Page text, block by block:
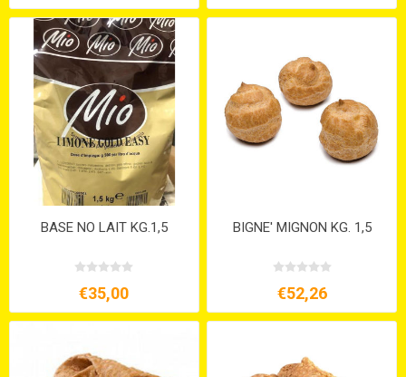
BASE NO LAIT KG.1,5
€35,00
BIGNE' MIGNON KG. 1,5
€52,26